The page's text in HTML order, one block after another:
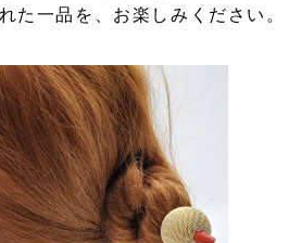
た一品を、お楽しみください。